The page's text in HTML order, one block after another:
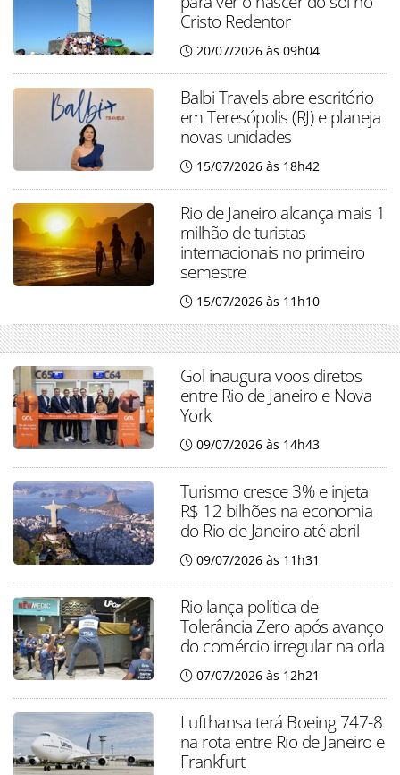
Cristo Redentor
20/07/2026 às 09h04
Balbi Travels abre escritório
em Teresópolis (RJ) e planeja
novas unidades
15/07/2026 às 18h42
Rio de Janeiro alcança mais 1
milhão de turistas
internacionais no primeiro
semestre
15/07/2026 às 11h10
Gol inaugura voos diretos
entre Rio de Janeiro e Nova
York
09/07/2026 às 14h43
Turismo cresce 3% e injeta
R$ 12 bilhões na economia
do Rio de Janeiro até abril
09/07/2026 às 11h31
Rio lança política de
Tolerância Zero após avanço
do comércio irregular na orla
07/07/2026 às 12h21
Lufthansa terá Boeing 747-8
na rota entre Rio de Janeiro e
Frankfurt